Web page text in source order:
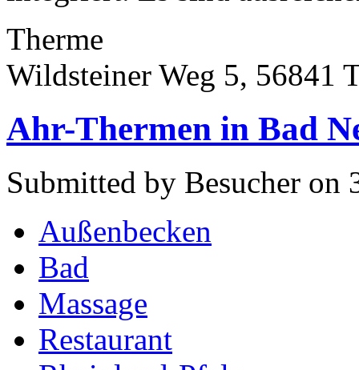
Therme
Wildsteiner Weg 5, 56841
Ahr-Thermen in Bad
Submitted by Besucher on
Außenbecken
Bad
Massage
Restaurant